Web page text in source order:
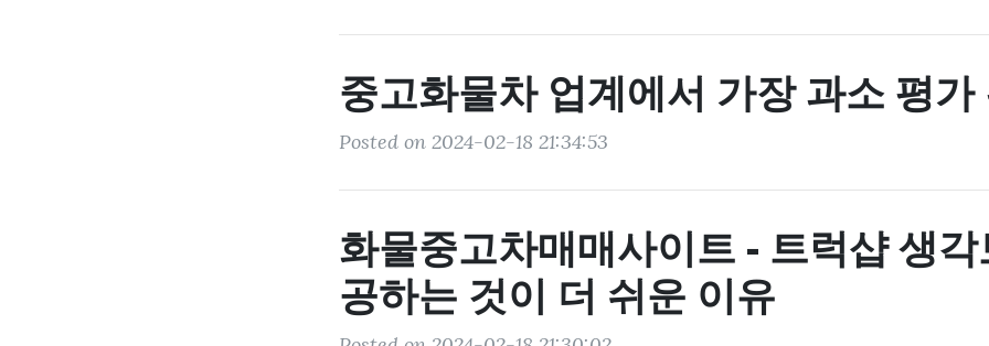
중고화물차 업계에서 가장 과소 평가
Posted on 2024-02-18 21:34:53
화물중고차매매사이트 - 트럭샵 생각
공하는 것이 더 쉬운 이유